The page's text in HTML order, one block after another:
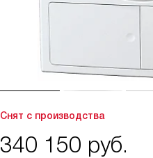
Снят с производства
340 150 руб.